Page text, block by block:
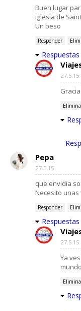
Buen lugar
iglesia de
Un beso
Responder
Respuestas
27.5.15
Pepa
27.5.15
que envidia
Necesito unas
Responder
Respuestas
27.5.15
Ya